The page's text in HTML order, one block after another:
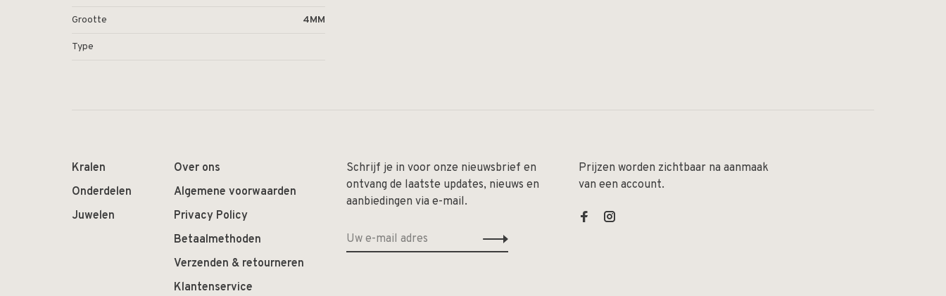
Grootte 4MM
Type
Kralen
Onderdelen
Juwelen
Over ons
Algemene voorwaarden
Privacy Policy
Betaalmethoden
Verzenden & retourneren
Klantenservice
Schrijf je in voor onze nieuwsbrief en
ontvang de laatste updates, nieuws en
aanbiedingen via e-mail.
Prijzen worden zichtbaar na aanmaak
van een account.